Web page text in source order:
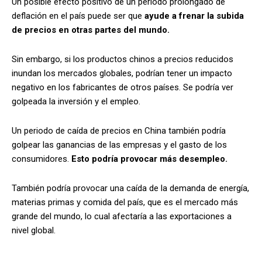
deflación en el país puede ser que ayude a frenar la subida
de precios en otras partes del mundo.
Sin embargo, si los productos chinos a precios reducidos
inundan los mercados globales, podrían tener un impacto
negativo en los fabricantes de otros países. Se podría ver
golpeada la inversión y el empleo.
Un periodo de caída de precios en China también podría
golpear las ganancias de las empresas y el gasto de los
consumidores. Esto podría provocar más desempleo.
También podría provocar una caída de la demanda de energía,
materias primas y comida del país, que es el mercado más
grande del mundo, lo cual afectaría a las exportaciones a
nivel global.